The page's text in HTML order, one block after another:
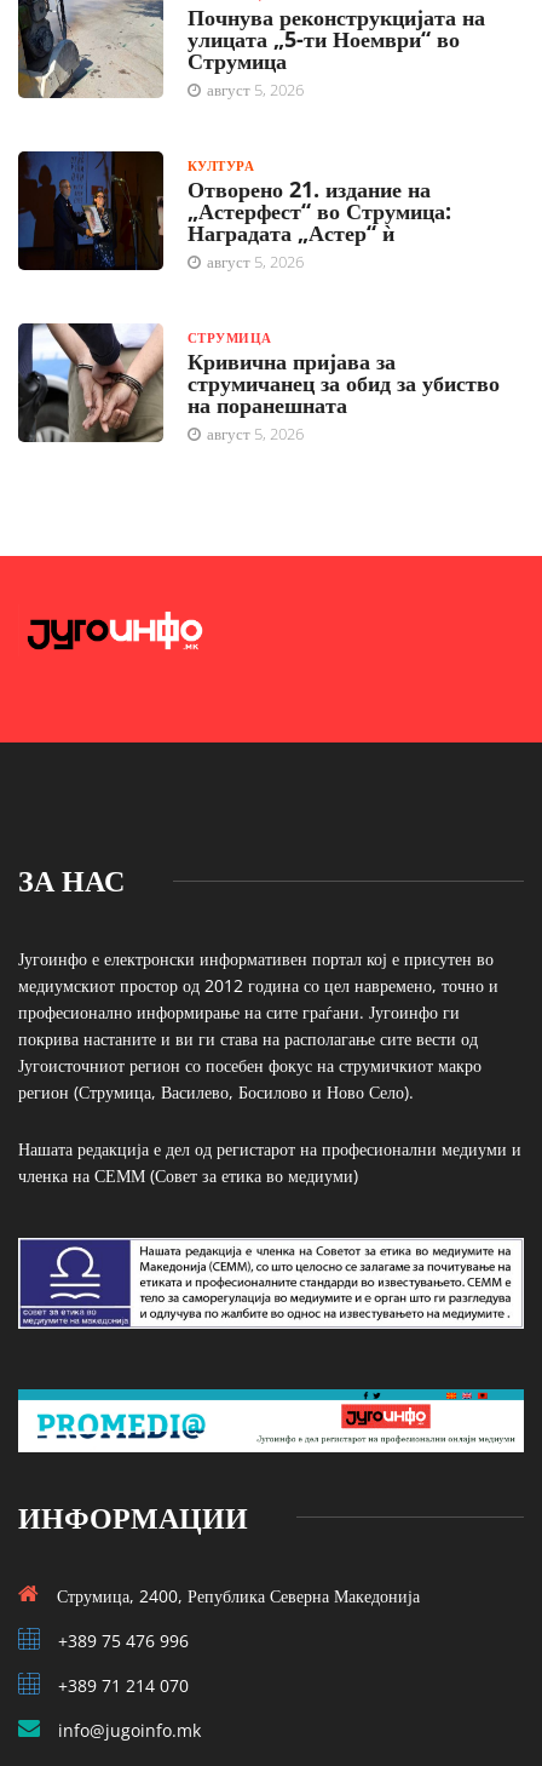
Почнува реконструкцијата на
улицата „5-ти Ноември“ во
Струмица
август 5, 2026
КУЛТУРА
Отворено 21. издание на
„Астерфест“ во Струмица:
Наградата „Астер“ ѝ
август 5, 2026
СТРУМИЦА
Кривична пријава за
струмичанец за обид за убиство
на поранешната
август 5, 2026
ЗА НАС
Југоинфо е електронски информативен портал кој е присутен во
медиумскиот простор од 2012 година со цел навремено, точно и
професионално информирање на сите граѓани. Југоинфо ги
покрива настаните и ви ги става на располагање сите вести од
Југоисточниот регион со посебен фокус на струмичкиот макро
регион (Струмица, Василево, Босилово и Ново Село).
Нашата редакција е дел од регистарот на професионални медиуми и
членка на СЕММ (Совет за етика во медиуми)
ИНФОРМАЦИИ
Струмица, 2400, Република Северна Македонија
+389 75 476 996
+389 71 214 070
info@jugoinfo.mk